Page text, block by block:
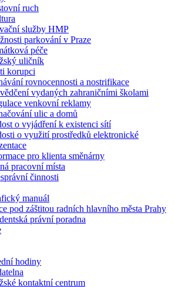
ruch
služby HMP
parkování v Praze
péče
uličník
korupci
rovnocennosti a nostrifikace
vydaných zahraničními školami
venkovní reklamy
ulic a domů
o vyjádření k existenci sítí
o využití prostředků elektronické
pro klienta směnárny
pracovní místa
činnosti
manuál
pod záštitou radních hlavního města Prahy
právní poradna
hodiny
kontaktní centrum